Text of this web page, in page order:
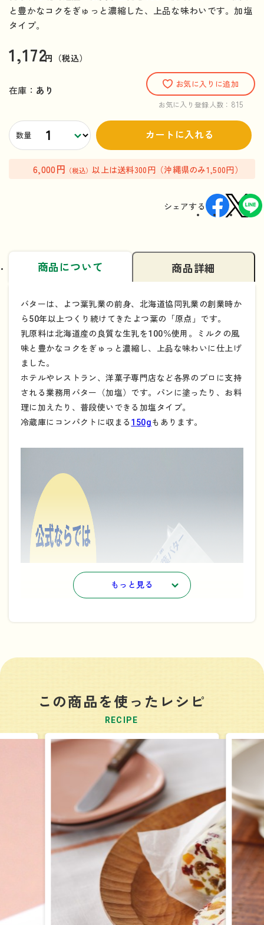
と豊かなコクをぎゅっと濃縮した、上品な味わいです。加塩
タイプ。
1,172円（税込）
在庫： あり
お気に入りに追加
お気に入り登録人数： 815
数量 カートに入れる
6,000円 （税込）以上は送料300円（沖縄県のみ1,500円）
シェアする
商品について 商品詳細
バターは、よつ葉乳業の前身、北海道協同乳業の創業時か
ら50年以上つくり続けてきたよつ葉の「原点」です。
乳原料は北海道産の良質な生乳を100％使用。ミルクの風
味と豊かなコクをぎゅっと濃縮し、上品な味わいに仕上げ
ました。
ホテルやレストラン、洋菓子専門店など各界のプロに支持
される業務用バター（加塩）です。パンに塗ったり、お料
理に加えたり、普段使いできる加塩タイプ。
冷蔵庫にコンパクトに収まる 150gもあります。
もっと見る
この商品を使ったレシピ
RECIPE